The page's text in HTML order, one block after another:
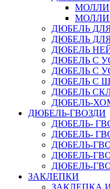
МОЛЛИ
ДЮБЕЛЬ
ДЮБЕЛЬ
ДЮБЕЛЬ
ДЮБЕЛЬ С
ДЮБЕЛЬ С
ДЮБЕЛЬ С
ДЮБЕЛЬ
ДЮБЕЛЬ-
ДЮБЕЛЬ-ГВОЗДИ
ДЮБЕЛЬ-
ДЮБЕЛЬ-
ДЮБЕЛЬ-
ДЮБЕЛЬ-
ДЮБЕЛЬ-
ЗАКЛЕПКИ
ЗАКЛЕПКА